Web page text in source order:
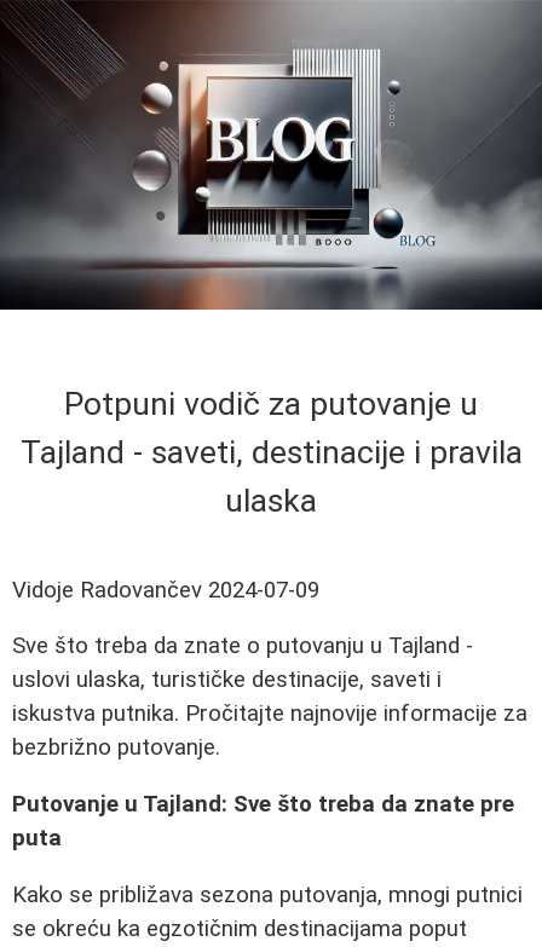
Potpuni vodič za putovanje u
Tajland - saveti, destinacije i pravila
ulaska
Vidoje Radovančev 2024-07-09
Sve što treba da znate o putovanju u Tajland -
uslovi ulaska, turističke destinacije, saveti i
iskustva putnika. Pročitajte najnovije informacije za
bezbrižno putovanje.
Putovanje u Tajland: Sve što treba da znate pre
puta
Kako se približava sezona putovanja, mnogi putnici
se okreću ka egzotičnim destinacijama poput